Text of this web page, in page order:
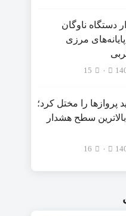
۶۰ هزار دستگاه ناوگان
پایانه‌های مرزی
15
پروازها را مختل کرد؛
سطح هشدار
16